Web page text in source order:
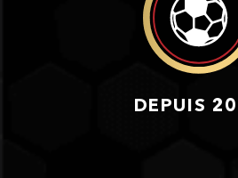
DEPUIS